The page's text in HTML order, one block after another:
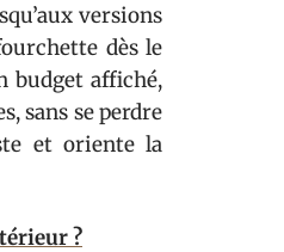
versions
dès le
budget affiché,
sans se perdre
et oriente la
?